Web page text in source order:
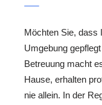
Möchten Sie, dass
Umgebung
Betreuung macht
Hause, erhalten
nie allein. In der